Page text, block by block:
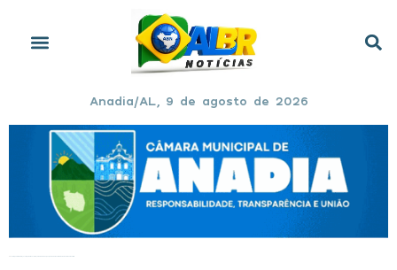
Anadia/AL, 9 de agosto de 2026